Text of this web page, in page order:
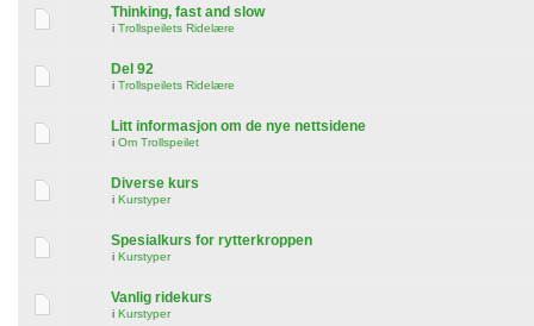
Thinking, fast and slow
i Trollspeilets Ridelære
Del 92
i Trollspeilets Ridelære
Litt informasjon om de nye nettsidene
i Om Trollspeilet
Diverse kurs
i Kurstyper
Spesialkurs for rytterkroppen
i Kurstyper
Vanlig ridekurs
i Kurstyper